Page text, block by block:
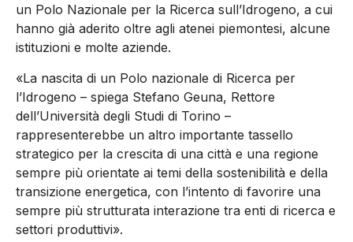
un Polo Nazionale per la Ricerca sull’Idrogeno, a cui
hanno già aderito oltre agli atenei piemontesi, alcune
istituzioni e molte aziende.
«La nascita di un Polo nazionale di Ricerca per
l’Idrogeno – spiega Stefano Geuna, Rettore
dell’Università degli Studi di Torino –
rappresenterebbe un altro importante tassello
strategico per la crescita di una città e una regione
sempre più orientate ai temi della sostenibilità e della
transizione energetica, con l’intento di favorire una
sempre più strutturata interazione tra enti di ricerca e
settori produttivi».